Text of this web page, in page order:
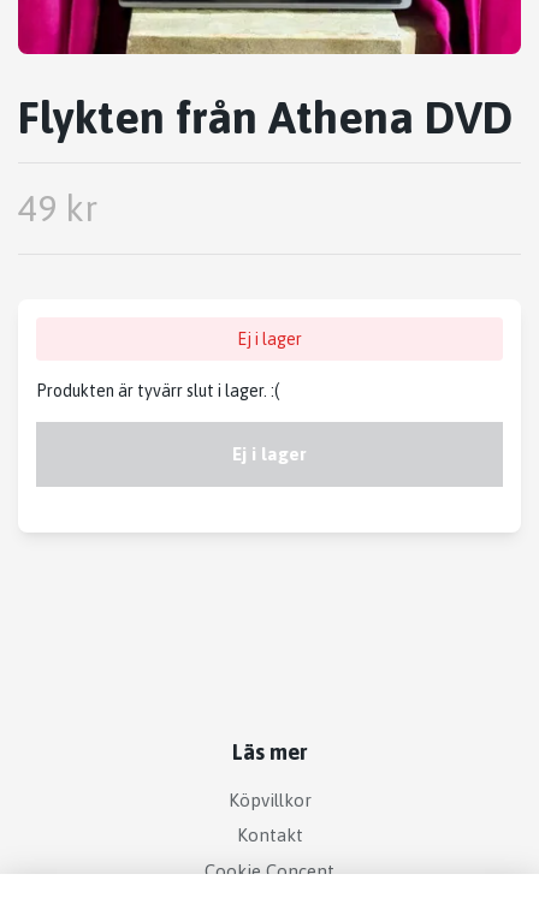
Flykten från Athena DVD
49 kr
Ej i lager
Produkten är tyvärr slut i lager. :(
Ej i lager
Läs mer
Köpvillkor
Kontakt
Cookie Concent